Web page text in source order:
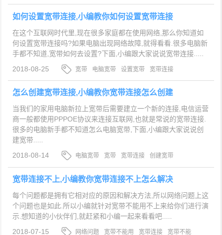
如何设置宽带连接,小编教你如何设置宽带连接
在这个互联网时代里,现在很多家庭都在使用网络,那么你知道如
何设置宽带连接吗?如果电脑出现网络故障,就得看看.很多电脑新
手都不知道,宽带如何去设置?下面,小编跟大家说说宽带连接.....
2018-08-25
宽带 电脑宽带 设置宽带 宽带连接
怎么创建宽带连接,小编教你宽带连接怎么创建
当我们的家用电脑新拉上宽带后需要建立一个新的连接,电信运营
商一般都使用PPPOE协议来连接互联网,也就是常说的宽带连接.
很多的电脑新手都不知道怎么电脑宽带,下面,小编跟大家说说创
建宽带.....
2018-08-14
电脑宽带 宽带 宽带连接 创建宽带
宽带连接不上,小编教你宽带连接不上怎么解决
每个问题都是拥有它相对应的原因和解决方法,所以网络问题上这
个问题也是如此.所以小编就针对宽带不能用不上来给你们进行演
示.想知道的小伙伴们,就赶紧和小编一起来看看吧.....
2018-07-15
网络问题 宽带不能用 宽带连接 宽带不能